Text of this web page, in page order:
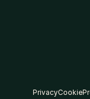
PrivacyCookie